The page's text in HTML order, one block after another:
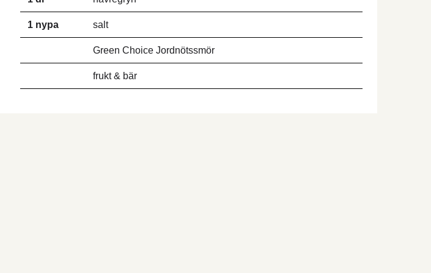
1 nypa salt
Green Choice Jordnötssmör
frukt & bär